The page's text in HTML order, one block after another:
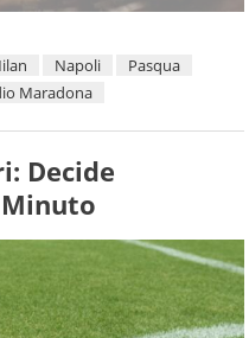
Napoli
Pasqua
Maradona
Decide